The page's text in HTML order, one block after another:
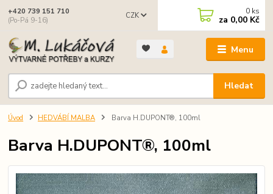
Menu
CZK
Hledat
+420 739 151 710
(Po-Pá 9-16)
0 ks
za 0,00 Kč
Úvod HEDVÁBÍ MALBA Barva H.DUPONT®, 100ml
Barva H.DUPONT®, 100ml